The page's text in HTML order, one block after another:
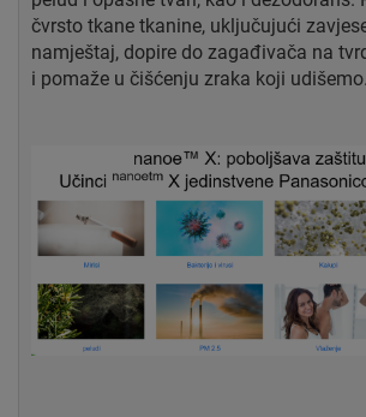
čvrsto tkane tkanine, uključujući
namještaj, dopire do zagađivača na
i pomaže u čišćenju zraka koji udišemo.